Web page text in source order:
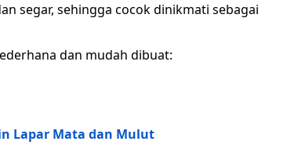
segar, sehingga cocok dinikmati sebagai
dan mudah dibuat:
Lapar Mata dan Mulut